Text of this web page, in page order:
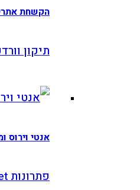
הקשחת אתרי
תיקון
אנטי וירוס ומוצרי Eset
פתרונות eset להגברת האבטחה במשרד